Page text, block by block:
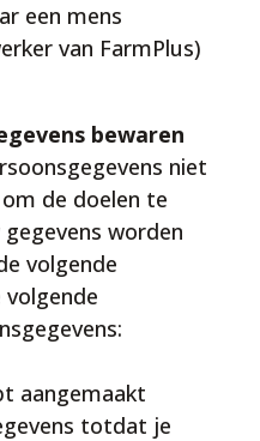
een mens
van FarmPlus)
bewaren
niet
de doelen te
worden
volgende
aangemaakt
totdat je